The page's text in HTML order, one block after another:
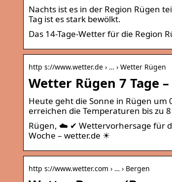
Nachts ist es in der Region Rügen
Tag ist es stark bewölkt.
Das 14-Tage-Wetter für die Region
http s://www.wetter.de › … › Wetter Rügen
Wetter Rügen 7 Tage
Heute geht die Sonne in Rügen um
erreichen die Temperaturen bis zu
Rügen, ☁️ ✔ Wettervorhersage für
Woche – wetter.de ☀
http s://www.wetter.com › … › Bergen